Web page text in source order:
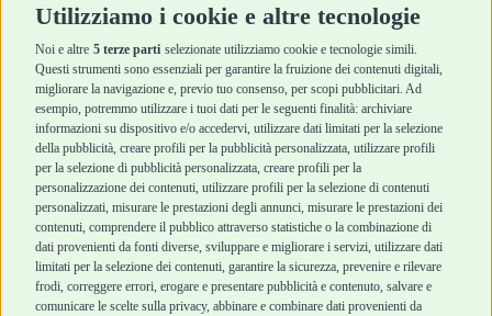
Utilizziamo i cookie e altre tecnologie
Noi e altre 5 terze parti selezionate utilizziamo cookie e tecnologie simili.
Questi strumenti sono essenziali per garantire la fruizione dei contenuti digitali,
migliorare la navigazione e, previo tuo consenso, per scopi pubblicitari. Ad
esempio, potremmo utilizzare i tuoi dati per le seguenti finalità: archiviare
informazioni su dispositivo e/o accedervi, utilizzare dati limitati per la selezione
della pubblicità, creare profili per la pubblicità personalizzata, utilizzare profili
per la selezione di pubblicità personalizzata, creare profili per la
personalizzazione dei contenuti, utilizzare profili per la selezione di contenuti
personalizzati, misurare le prestazioni degli annunci, misurare le prestazioni dei
contenuti, comprendere il pubblico attraverso statistiche o la combinazione di
dati provenienti da fonti diverse, sviluppare e migliorare i servizi, utilizzare dati
limitati per la selezione dei contenuti, garantire la sicurezza, prevenire e rilevare
frodi, correggere errori, erogare e presentare pubblicità e contenuto, salvare e
comunicare le scelte sulla privacy, abbinare e combinare dati provenienti da
Igiene e Pulizia
Accessori
Cani Mini
Top Quality
Igiene e Pulizia
Accessori
Top Quality
Robinson Pet Shop
Chi siamo
Punti vendita
Marchi
Blog
Assistenza Robinson
Pet Shop
Acquisti sicuri
Termini e condizioni
di vendita
Cashback
Metodi di
pagamento
Recesso e Reso